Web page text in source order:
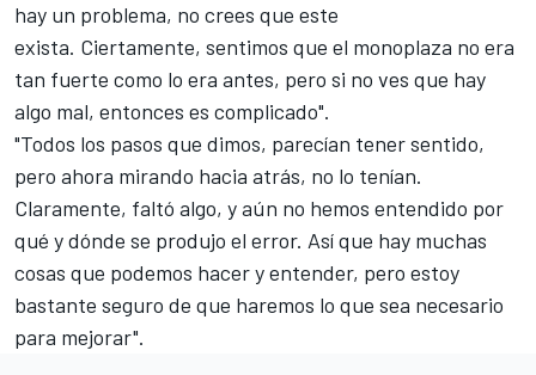
hay un problema, no crees que este
exista. Ciertamente, sentimos que el monoplaza no era
tan fuerte como lo era antes, pero si no ves que hay
algo mal, entonces es complicado".
"Todos los pasos que dimos, parecían tener sentido,
pero ahora mirando hacia atrás, no lo tenían.
Claramente, faltó algo, y aún no hemos entendido por
qué y dónde se produjo el error. Así que hay muchas
cosas que podemos hacer y entender, pero estoy
bastante seguro de que haremos lo que sea necesario
para mejorar".